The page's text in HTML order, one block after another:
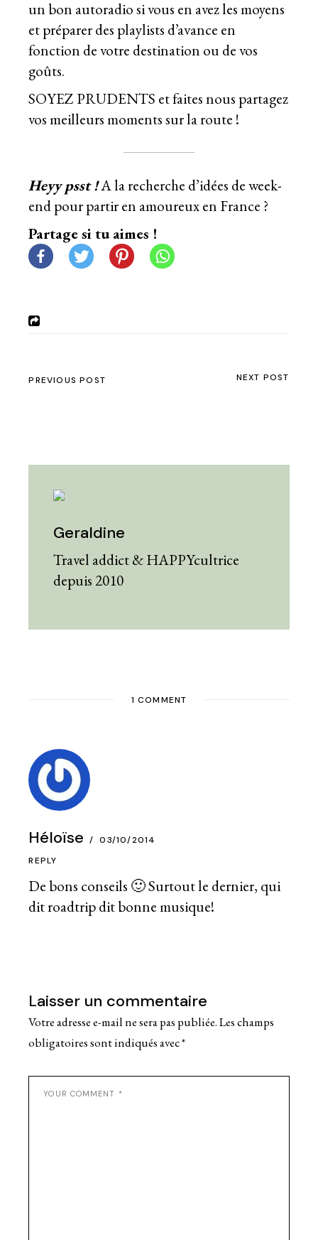
un bon autoradio si vous en avez les moyens
et préparer des playlists d’avance en
fonction de votre destination ou de vos
goûts.
SOYEZ PRUDENTS et faites nous partagez
vos meilleurs moments sur la route !
Heyy psst !A la recherche d’idées de week-
end pour partir en amoureux en France ?
Partage si tu aimes !
PREVIOUS POST NEXT POST
Geraldine
Travel addict & HAPPYcultrice
depuis 2010
1 COMMENT
Héloïse 03/10/2014
De bons conseils 🙂 Surtout le dernier, qui
dit roadtrip dit bonne musique!
REPLY
Laisser un commentaire
Votre adresse e-mail ne sera pas publiée.Les champs
obligatoires sont indiqués avec*